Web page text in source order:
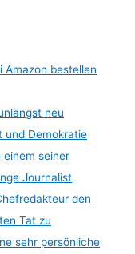
Amazon bestellen
neu
und Demokratie
einem seiner
Journalist
den
Tat zu
sehr persönliche